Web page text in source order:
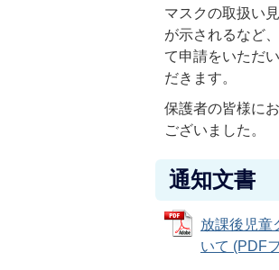
マスクの取扱い
が示されるなど
て申請をいただ
だきます。
保護者の皆様に
ございました。
通知文書
放課後児童
いて (PDF